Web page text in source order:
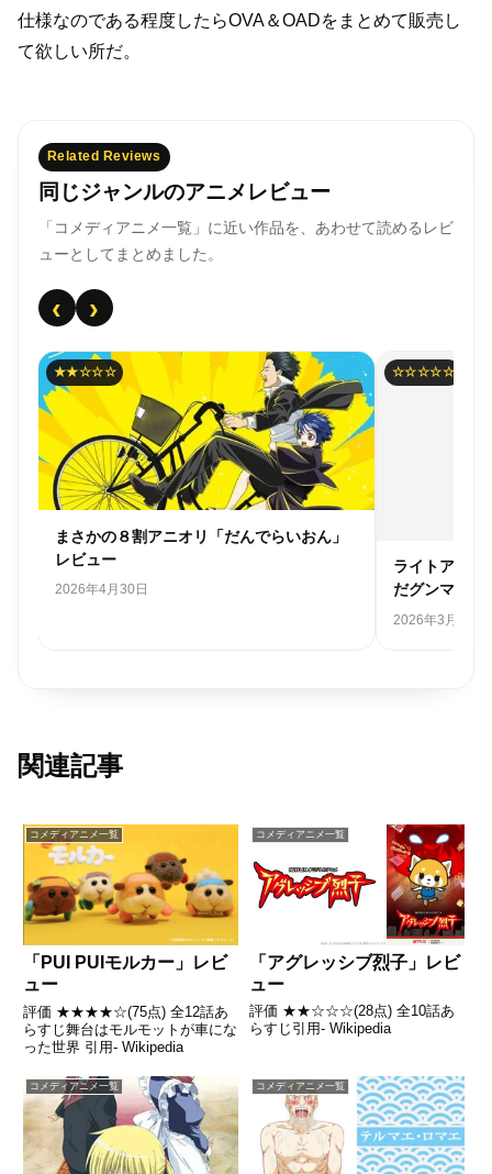
仕様なのである程度したらOVA＆OADをまとめて販売し
て欲しい所だ。
Related Reviews
同じジャンルのアニメレビュー
「コメディアニメ一覧」に近い作品を、あわせて読めるレビ
ューとしてまとめました。
‹ ›
★★☆☆☆
まさかの８割アニオリ「だんでらいおん」
レビュー
2026年4月30日
☆☆☆☆☆
ライトアニメ
だグンマを知
2026年3月28日
関連記事
コメディアニメ一覧
「PUI PUIモルカー」レビ
ュー
評価 ★★★★☆(75点) 全12話あ
らすじ舞台はモルモットが車にな
った世界 引用- Wikipedia
コメディアニメ一覧
「アグレッシブ烈子」レビ
ュー
評価 ★★☆☆☆(28点) 全10話あ
らすじ引用- Wikipedia
コメディアニメ一覧 コメディアニメ一覧